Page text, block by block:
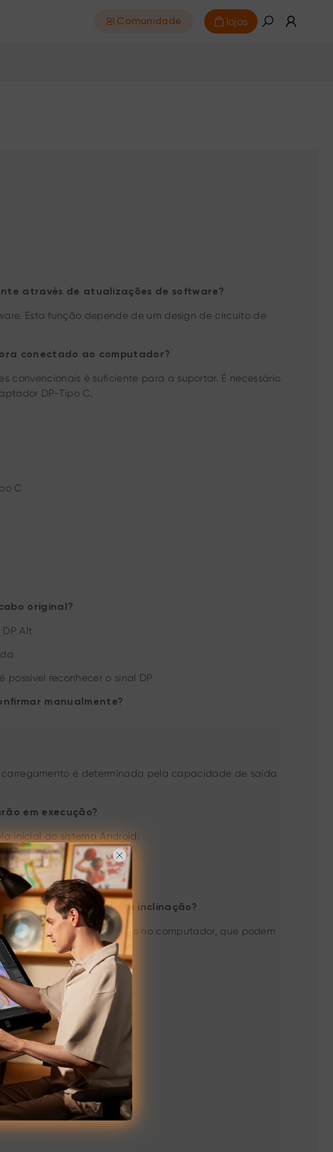
Comunidade lojas
através de atualizações de software?
Esta função depende de um design de circuito de
conectado ao computador?
convencionais é suficiente para a suportar. É necessário
DP-Tipo C.
C
original?
Alt
reconhecer o sinal DP
manualmente?
é determinada pela capacidade de saída
em execução?
inicial do sistema Android.
16K e a sensibilidade à inclinação?
os drivers específicos no computador, que podem